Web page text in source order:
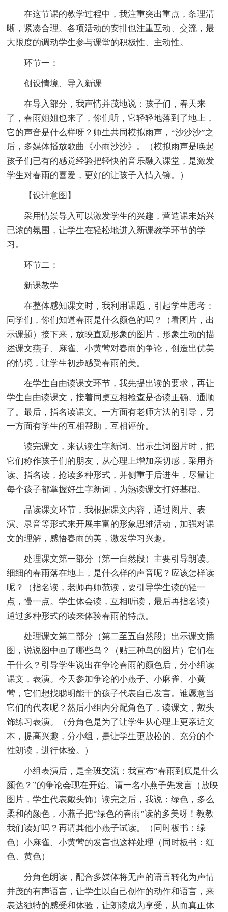
在这节课的教学过程中，我注重突出重点，条理清
晰，紧凑合理。各项活动的安排也注重互动、交流，最
大限度的调动学生参与课堂的积极性、主动性。
环节一：
创设情境、导入新课
在导入部分，我声情并茂地说：孩子们，春天来
了，春雨姐姐也来了，你们听，它轻轻地落到了地上，
它的声音是什么样呀？师生共同模拟雨声，“沙沙沙”之
后，多媒体播放歌曲《小雨沙沙》。（模拟雨声是唤起
孩子们已有的感觉经验把轻快的音乐融入课堂，是激发
学生对春雨的喜爱，更好的让孩子入情入镜。）
【设计意图】
采用情景导入可以激发学生的兴趣，营造课未始兴
已浓的氛围，让学生在轻松地进入新课教学环节的学
习。
环节二：
新课教学
在整体感知课文时，我利用课题，引起学生思考：
同学们，你们知道春雨是什么颜色的吗？（看图片，出
示课题）接下来，放映直观形象的图片，形象生动的描
述课文燕子、麻雀、小黄莺对春雨的争论，创造出优美
的情境，让学生初步感受春雨的美。
在学生自由读课文环节，我先提出读的要求，再让
学生自由读课文，接着同桌互相检查是否读正确、通顺
了。最后，指名读课文。一方面有老师方法的引导，另
一方面有学生的互相帮助，互相评价。
读完课文，来认读生字新词。出示生词图片时，把
它们称作孩子们的朋友，从心理上增加亲切感，采用齐
读、指名读，抢读多种形式，并侧重于后进生，尽量让
每个孩子都掌握好生字新词，为熟读课文打好基础。
品读课文环节，我根据课文内容，通过图片、表
演、录音等形式来开展丰富的形象思维活动，加强对课
文的理解，感悟春雨的美，激发学习兴趣。
处理课文第一部分（第一自然段）主要引导朗读。
细细的春雨落在地上，是什么样的声音呢？应该怎样读
呢？（指名读，老师再师范读，要引导学生读的轻一
点，慢一点。学生体会读，互相听读，最后再指名读）
通过多种形式的读来体验春雨的特点。
处理课文第二部分（第二至五自然段）出示课文插
图，说说图中画了哪些鸟？（贴三种鸟的图片）它们在
干什么？引导学生说出在争论春雨的颜色后，分小组读
课文，表演。今天参加争论的小燕子、小麻雀、小黄
莺，它们想找聪明能干的孩子代表自己发言。谁愿意当
它们的代表呢？然后小组内分配角色了，读课文，戴头
饰练习表演。（分角色是为了让学生从心理上更亲近文
本，提高兴趣，分小组，是让学生更放松的、充分的个
性朗读，进行体验。）
小组表演后，是全班交流：我宣布“春雨到底是什么
颜色？”的争论会现在开始。请一名小燕子先发言（放映
图片，学生代表戴头饰）读完之后，我说：绿色，多么
柔和的颜色，小燕子把“绿色的春雨”读的多美呀！教教
我们读好吗？再请其他小燕子试读。（同时板书：绿
色）小麻雀、小黄莺的发言也这样处理（同时板书：红
色、黄色）
分角色朗读，配合多媒体将无声的语言转化为声情
并茂的有声语言，让学生以自己创作的动作和语言，来
表达独特的感受和体验，让朗读成为享受，从而真正体